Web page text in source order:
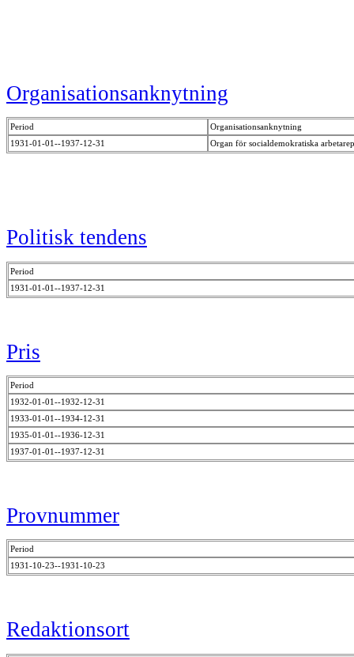
Organisationsanknytning
Period
Organisationsanknytning
1931-01-01--1937-12-31
Organ för socialdemokratiska
Politisk tendens
Period
1931-01-01--1937-12-31
Pris
Period
1932-01-01--1932-12-31
1933-01-01--1934-12-31
1935-01-01--1936-12-31
1937-01-01--1937-12-31
Provnummer
Period
1931-10-23--1931-10-23
Redaktionsort